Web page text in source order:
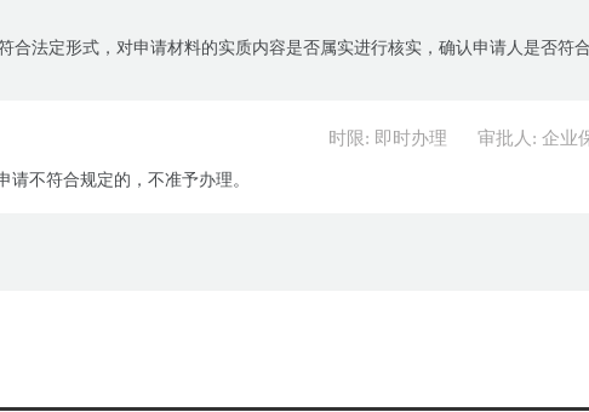
合法定形式，对申请材料的实质内容是否属实进行核实，确认申请人是否符合
时限: 即时办理 审批人: 企业
请不符合规定的，不准予办理。